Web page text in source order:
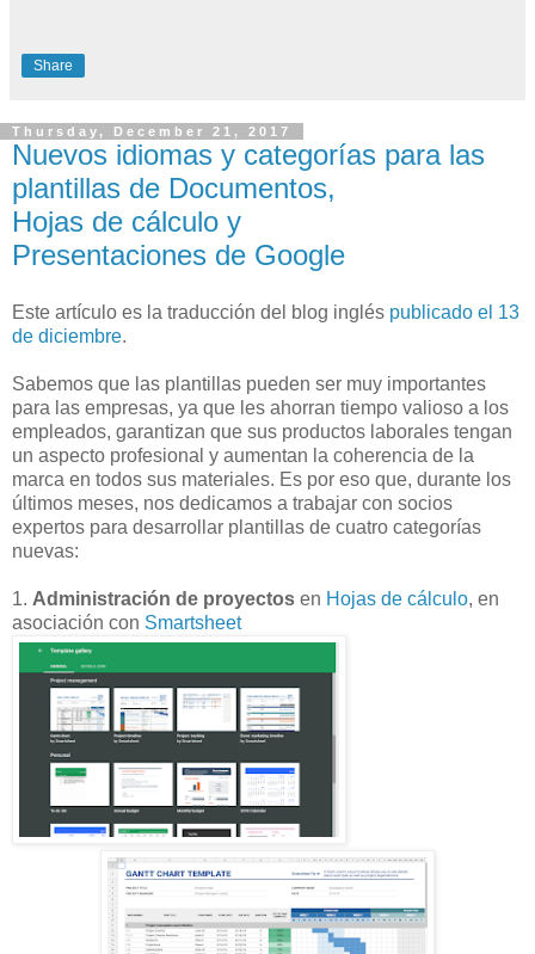
Share
Thursday, December 21, 2017
Nuevos idiomas y categorías para las
plantillas de Documentos,
Hojas de cálculo y
Presentaciones de Google
Este artículo es la traducción del blog inglés publicado el 13
de diciembre.
Sabemos que las plantillas pueden ser muy importantes
para las empresas, ya que les ahorran tiempo valioso a los
empleados, garantizan que sus productos laborales tengan
un aspecto profesional y aumentan la coherencia de la
marca en todos sus materiales. Es por eso que, durante los
últimos meses, nos dedicamos a trabajar con socios
expertos para desarrollar plantillas de cuatro categorías
nuevas:
1. Administración de proyectos en Hojas de cálculo, en
asociación con Smartsheet